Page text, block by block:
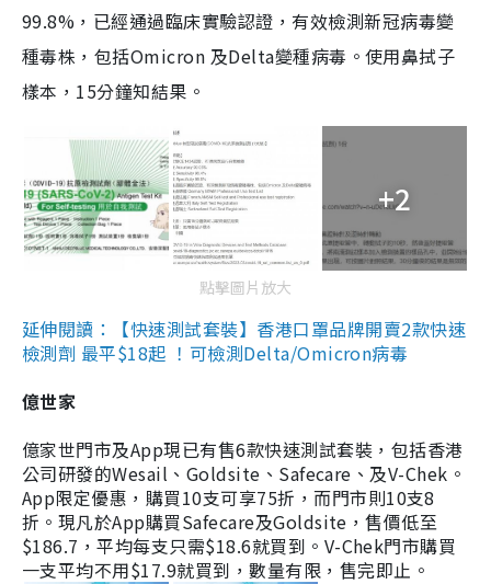
99.8%，已經通過臨床實驗認證，有效檢測新冠病毒變
種毒株，包括Omicron 及Delta變種病毒。使用鼻拭子
樣本，15分鐘知結果。
+2
點擊圖片放大
延伸閱讀：【快速測試套裝】香港口罩品牌開賣2款快速
檢測劑 最平$18起 ！可檢測Delta/Omicron病毒
億世家
億家世門市及App現已有售6款快速測試套裝，包括香港
公司研發的Wesail、Goldsite、Safecare、及V-Chek。
App限定優惠，購買10支可享75折，而門市則10支8
折。現凡於App購買Safecare及Goldsite，售價低至
$186.7，平均每支只需$18.6就買到。V-Chek門市購買
一支平均不用$17.9就買到，數量有限，售完即止。